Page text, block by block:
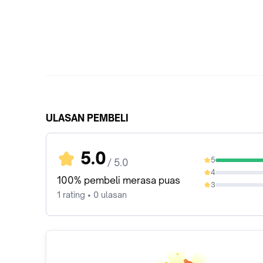
ULASAN PEMBELI
5.0 / 5.0
100% pembeli merasa puas
1 rating • 0 ulasan
5
100%
4
0%
3
0%